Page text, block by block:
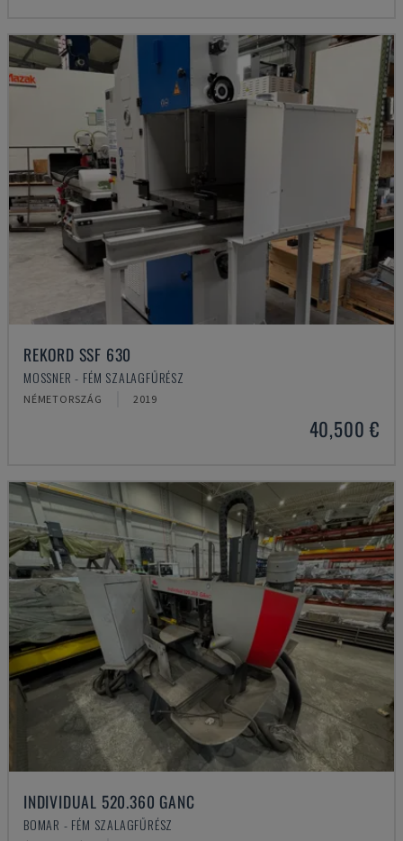
REKORD SSF 630
MOSSNER - FÉM SZALAGFŰRÉSZ
NÉMETORSZÁG 2019
40,500 €
INDIVIDUAL 520.360 GANC
BOMAR - FÉM SZALAGFŰRÉSZ